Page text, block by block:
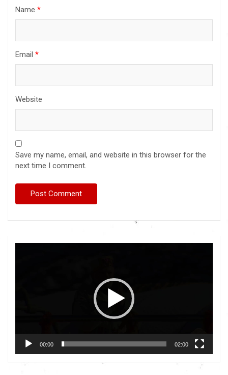
Name *
Email *
Website
Save my name, email, and website in this browser for the
next time I comment.
00:00 02:00